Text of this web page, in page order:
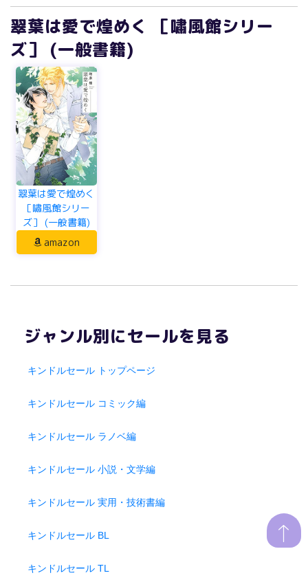
翠葉は愛で煌めく ［嘯風館シリー
ズ］ (一般書籍)
翠葉は愛で煌めく
［嘯風館シリー
ズ］ (一般書籍)
amazon
ジャンル別にセールを見る
キンドルセール トップページ
キンドルセール コミック編
キンドルセール ラノベ編
キンドルセール 小説・文学編
キンドルセール 実用・技術書編
キンドルセール BL
キンドルセール TL